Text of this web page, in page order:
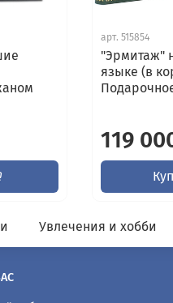
арт.515854
"Эрмитаж"
языке (в
119
Увлечения и хобби